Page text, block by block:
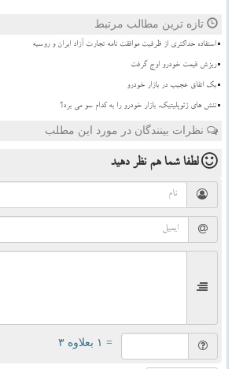
تازه ترین مطالب مرتبط
استفاده حداکثری از ظرفیت موافقت نامه تجارت آزاد ایران و روسیه
ریزش قیمت خودرو اوج گرفت
بک اتفاق عجیب در بازار خودرو
تنش های ژئوپلیتیک، بازار خودرو را به کدام سو می برد؟
نظرات بینندگان در مورد این مطلب
لطفا شما همنظر دهید
= ۱ بعلاوه ۳